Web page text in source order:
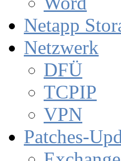
Netapp
Netzwerk
DFÜ
TCPIP
VPN
Patches-